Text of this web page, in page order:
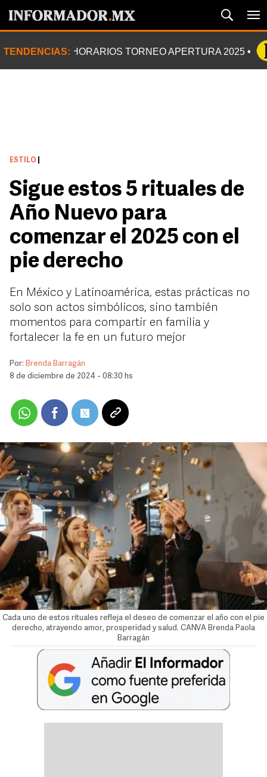
TENDENCIAS: HORARIOS TORNEO APERTURA 2025
ESTILO
Sigue estos 5 rituales de
Año Nuevo para
comenzar el 2025 con el
pie derecho
En México y Latinoamérica, estas prácticas no
solo son actos simbólicos, sino también
momentos para compartir en familia y
fortalecer la fe en un futuro mejor
Por: Brenda Barragán
8 de diciembre de 2024 - 08:30 hs
Cada uno de estos rituales refleja el deseo de comenzar el año con el pie
derecho, atrayendo amor, prosperidad y salud. CANVA Brenda Paola
Barragán